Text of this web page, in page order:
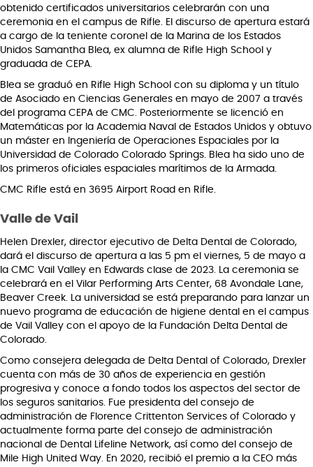
obtenido certificados universitarios celebrarán con una
ceremonia en el campus de Rifle. El discurso de apertura estará
a cargo de la teniente coronel de la Marina de los Estados
Unidos Samantha Blea, ex alumna de Rifle High School y
graduada de CEPA.
Blea se graduó en Rifle High School con su diploma y un título
de Asociado en Ciencias Generales en mayo de 2007 a través
del programa CEPA de CMC. Posteriormente se licenció en
Matemáticas por la Academia Naval de Estados Unidos y obtuvo
un máster en Ingeniería de Operaciones Espaciales por la
Universidad de Colorado Colorado Springs. Blea ha sido uno de
los primeros oficiales espaciales marítimos de la Armada.
CMC Rifle está en 3695 Airport Road en Rifle.
Valle de Vail
Helen Drexler, director ejecutivo de Delta Dental de Colorado,
dará el discurso de apertura a las 5 pm el viernes, 5 de mayo a
la CMC Vail Valley en Edwards clase de 2023. La ceremonia se
celebrará en el Vilar Performing Arts Center, 68 Avondale Lane,
Beaver Creek. La universidad se está preparando para lanzar un
nuevo programa de educación de higiene dental en el campus
de Vail Valley con el apoyo de la Fundación Delta Dental de
Colorado.
Como consejera delegada de Delta Dental of Colorado, Drexler
cuenta con más de 30 años de experiencia en gestión
progresiva y conoce a fondo todos los aspectos del sector de
los seguros sanitarios. Fue presidenta del consejo de
administración de Florence Crittenton Services of Colorado y
actualmente forma parte del consejo de administración
nacional de Dental Lifeline Network, así como del consejo de
Mile High United Way. En 2020, recibió el premio a la CEO más